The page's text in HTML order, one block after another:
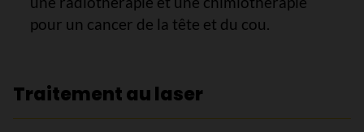
pour un cancer de la tête et du cou.
Traitement au laser